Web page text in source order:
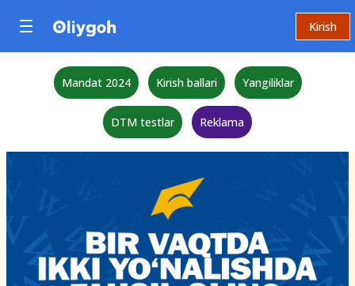
Kirish
Mandat 2024 Kirish ballari Yangiliklar
DTM testlar Reklama